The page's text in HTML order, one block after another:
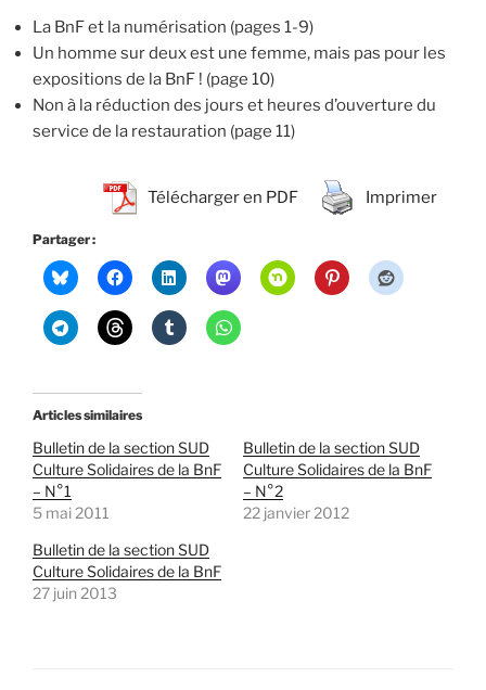
La BnF et la numérisation (pages 1-9)
Un homme sur deux est une femme, mais pas pour les
expositions de la BnF ! (page 10)
Non à la réduction des jours et heures d’ouverture du
service de la restauration (page 11)
Télécharger en PDF Imprimer
Partager :
Articles similaires
Bulletin de la section SUD
Culture Solidaires de la BnF
– N°1
5 mai 2011
Bulletin de la section SUD
Culture Solidaires de la BnF
– N°2
22 janvier 2012
Bulletin de la section SUD
Culture Solidaires de la BnF
27 juin 2013